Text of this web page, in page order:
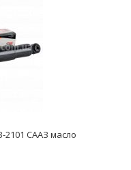
амортизаторов ..
СААЗ масло